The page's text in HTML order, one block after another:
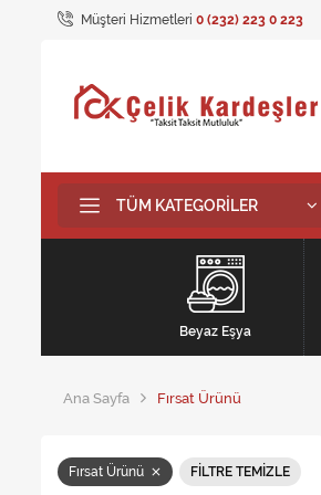
Müşteri Hizmetleri 0 (232) 223 0 223
TÜM KATEGORILER
Beyaz Eşya
Ana Sayfa Fırsat Ürünü
Fırsat Ürünü FILTRE TEMIZLE